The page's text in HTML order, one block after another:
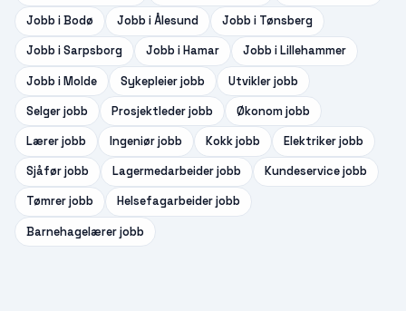
Jobb iBodø Jobb iÅlesund Jobb i Tønsberg
Jobb iSarpsborg Jobb iHamar Jobb iLillehammer
Jobb iMolde Sykepleierjobb Utviklerjobb
Selgerjobb Prosjektlederjobb Økonomjobb
Lærerjobb Ingeniørjobb Kokkjobb Elektrikerjobb
Sjåførjobb Lagermedarbeiderjobb Kundeservicejobb
Tømrerjobb Helsefagarbeiderjobb
Barnehagelærerjobb